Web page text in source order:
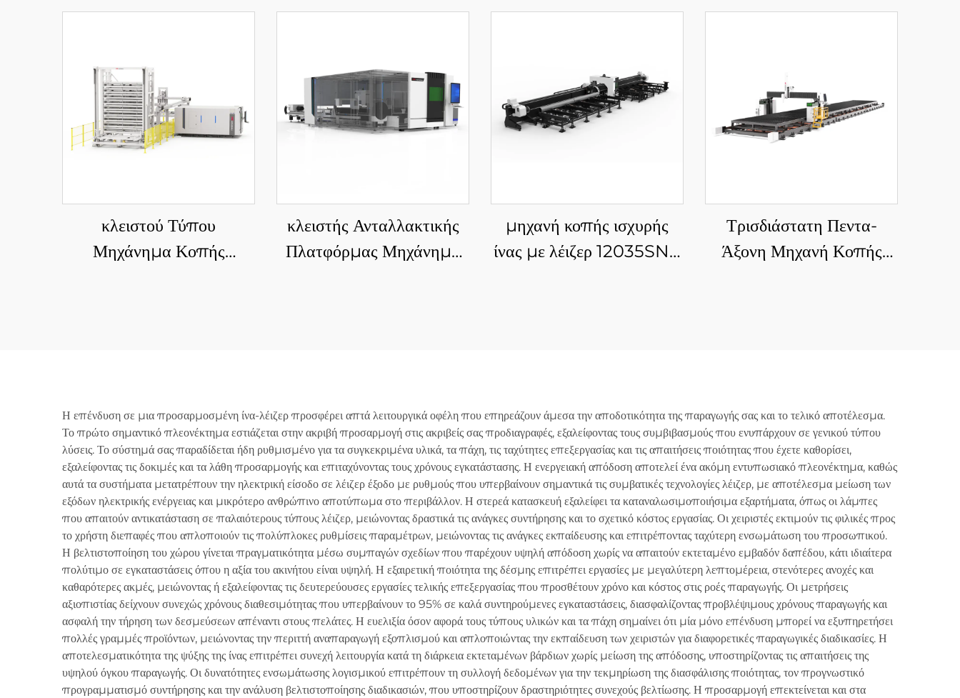
κλειστού Τύπου
Μηχάνημα Κοπής
κλειστής Ανταλλακτικής
Πλατφόρμας Μηχάνημα
μηχανή κοπής ισχυρής
ίνας με λέιζερ 12035SN4
Τρισδιάστατη Πεντα-
Άξονη Μηχανή Κοπής
Η επένδυση σε μια προσαρμοσμένη ίνα-λέιζερ προσφέρει απτά λειτουργικά οφέλη που επηρεάζουν άμεσα την αποδοτικότητα της παραγωγής σας και το τελικό αποτέλεσμα.
Το πρώτο σημαντικό πλεονέκτημα εστιάζεται στην ακριβή προσαρμογή στις ακριβείς σας προδιαγραφές, εξαλείφοντας τους συμβιβασμούς που ενυπάρχουν σε γενικού τύπου
λύσεις. Το σύστημά σας παραδίδεται ήδη ρυθμισμένο για τα συγκεκριμένα υλικά, τα πάχη, τις ταχύτητες επεξεργασίας και τις απαιτήσεις ποιότητας που έχετε καθορίσει,
εξαλείφοντας τις δοκιμές και τα λάθη προσαρμογής και επιταχύνοντας τους χρόνους εγκατάστασης. Η ενεργειακή απόδοση αποτελεί ένα ακόμη εντυπωσιακό πλεονέκτημα, καθώς
αυτά τα συστήματα μετατρέπουν την ηλεκτρική είσοδο σε λέιζερ έξοδο με ρυθμούς που υπερβαίνουν σημαντικά τις συμβατικές τεχνολογίες λέιζερ, με αποτέλεσμα μείωση των
εξόδων ηλεκτρικής ενέργειας και μικρότερο ανθρώπινο αποτύπωμα στο περιβάλλον. Η στερεά κατασκευή εξαλείφει τα καταναλωσιμοποιήσιμα εξαρτήματα, όπως οι λάμπες
που απαιτούν αντικατάσταση σε παλαιότερους τύπους λέιζερ, μειώνοντας δραστικά τις ανάγκες συντήρησης και το σχετικό κόστος εργασίας. Οι χειριστές εκτιμούν τις φιλικές προς
το χρήστη διεπαφές που απλοποιούν τις πολύπλοκες ρυθμίσεις παραμέτρων, μειώνοντας τις ανάγκες εκπαίδευσης και επιτρέποντας ταχύτερη ενσωμάτωση του προσωπικού.
Η βελτιστοποίηση του χώρου γίνεται πραγματικότητα μέσω συμπαγών σχεδίων που παρέχουν υψηλή απόδοση χωρίς να απαιτούν εκτεταμένο εμβαδόν δαπέδου, κάτι ιδιαίτερα
πολύτιμο σε εγκαταστάσεις όπου η αξία του ακινήτου είναι υψηλή. Η εξαιρετική ποιότητα της δέσμης επιτρέπει εργασίες με μεγαλύτερη λεπτομέρεια, στενότερες ανοχές και
καθαρότερες ακμές, μειώνοντας ή εξαλείφοντας τις δευτερεύουσες εργασίες τελικής επεξεργασίας που προσθέτουν χρόνο και κόστος στις ροές παραγωγής. Οι μετρήσεις
αξιοπιστίας δείχνουν συνεχώς χρόνους διαθεσιμότητας που υπερβαίνουν το 95% σε καλά συντηρούμενες εγκαταστάσεις, διασφαλίζοντας προβλέψιμους χρόνους παραγωγής και
ασφαλή την τήρηση των δεσμεύσεων απέναντι στους πελάτες. Η ευελιξία όσον αφορά τους τύπους υλικών και τα πάχη σημαίνει ότι μία μόνο επένδυση μπορεί να εξυπηρετήσει
πολλές γραμμές προϊόντων, μειώνοντας την περιττή αναπαραγωγή εξοπλισμού και απλοποιώντας την εκπαίδευση των χειριστών για διαφορετικές παραγωγικές διαδικασίες. Η
αποτελεσματικότητα της ψύξης της ίνας επιτρέπει συνεχή λειτουργία κατά τη διάρκεια εκτεταμένων βάρδιων χωρίς μείωση της απόδοσης, υποστηρίζοντας τις απαιτήσεις της
υψηλού όγκου παραγωγής. Οι δυνατότητες ενσωμάτωσης λογισμικού επιτρέπουν τη συλλογή δεδομένων για την τεκμηρίωση της διασφάλισης ποιότητας, τον προγνωστικό
προγραμματισμό συντήρησης και την ανάλυση βελτιστοποίησης διαδικασιών, που υποστηρίζουν δραστηριότητες συνεχούς βελτίωσης. Η προσαρμογή επεκτείνεται και στα